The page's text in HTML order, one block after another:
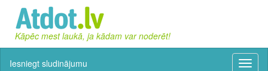
Kāpēc mest laukā, ja kādam var noderēt!
Iesniegt sludinājumu